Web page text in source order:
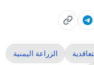
الزراعة اليمنية